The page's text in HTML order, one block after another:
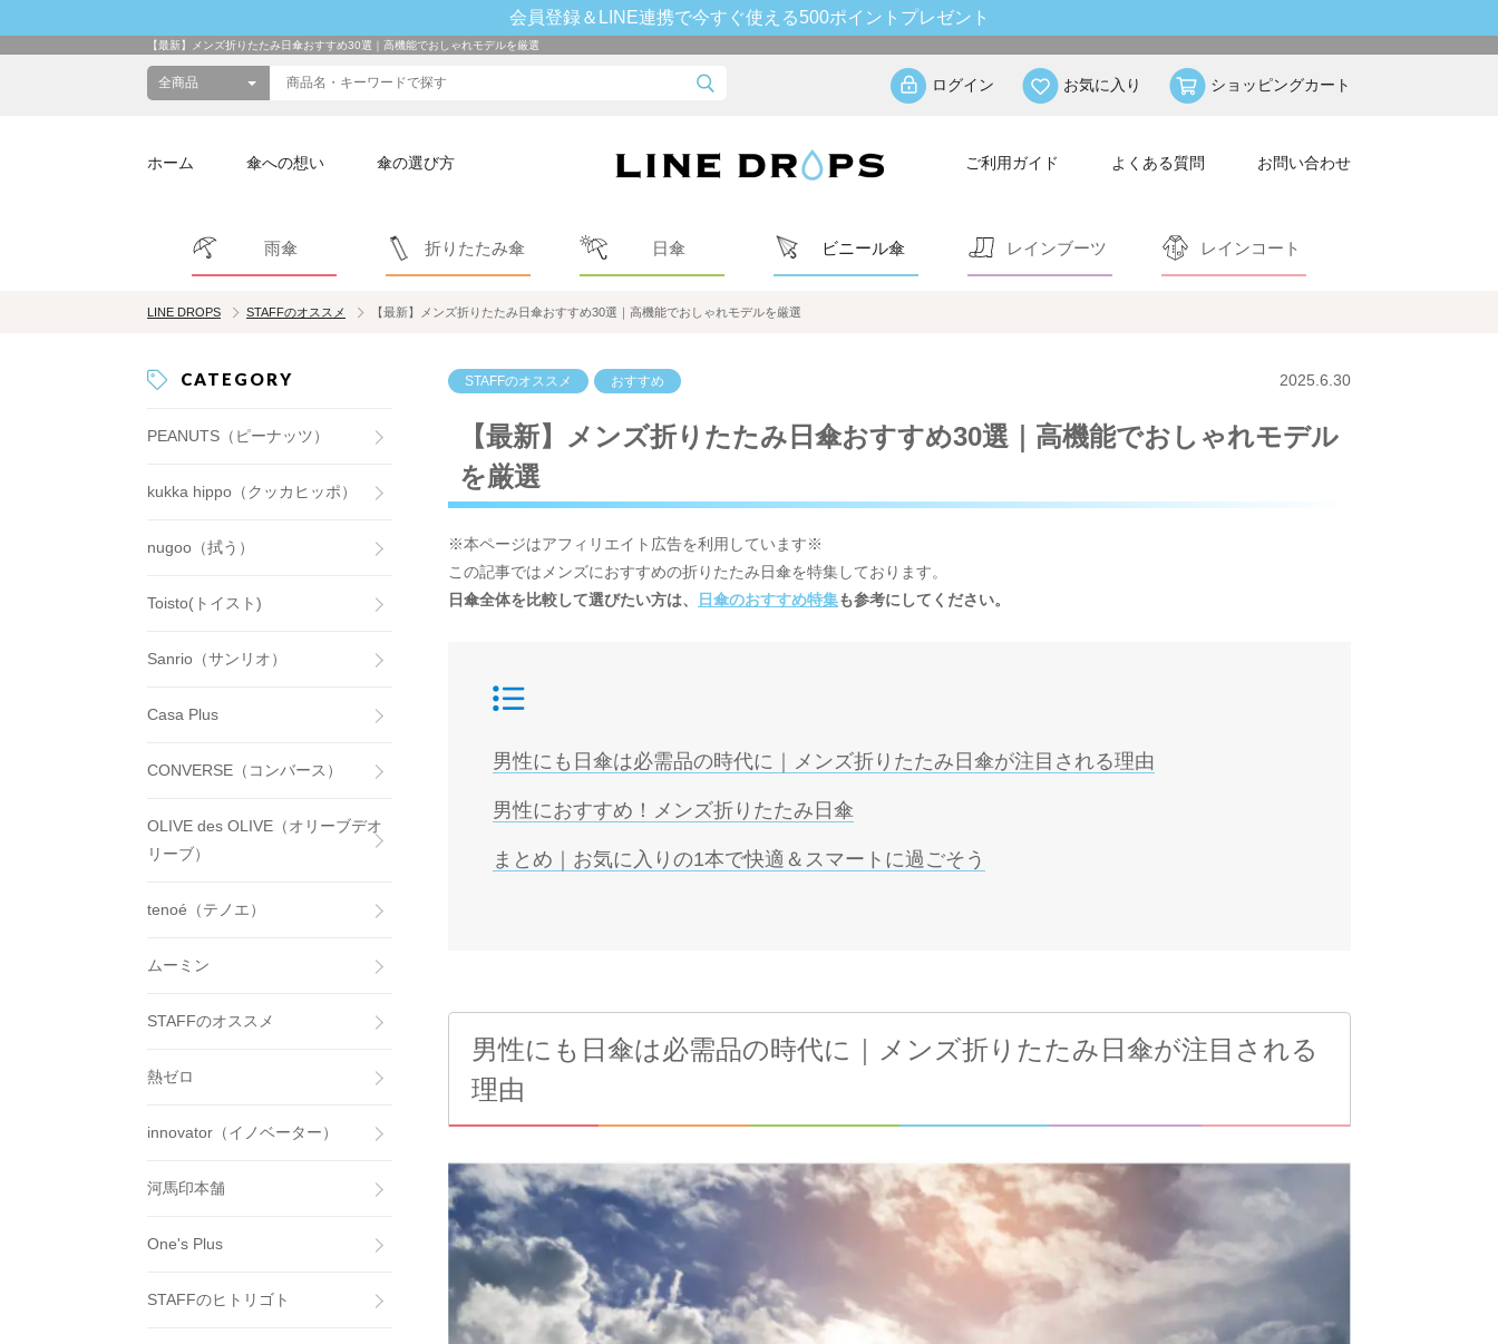
会員登録＆LINE連携で今すぐ使える500ポイントプレゼント
【最新】メンズ折りたたみ日傘おすすめ30選｜高機能でおしゃれモデルを厳選
ログイン お気に入り ショッピングカート
ホーム 傘への想い 傘の選び方 ご利用ガイド よくある質問 お問い合わせ
雨傘 折りたたみ傘 日傘 ビニール傘 レインブーツ レインコート
LINE DROPS STAFFのオススメ 【最新】メンズ折りたたみ日傘おすすめ30選｜高機能でおしゃれモデルを厳選
STAFFのオススメ おすすめ 2025.6.30
【最新】メンズ折りたたみ日傘おすすめ30選｜高機能でおしゃれモデル
を厳選
※本ページはアフィリエイト広告を利用しています※
この記事ではメンズにおすすめの折りたたみ日傘を特集しております。
日傘全体を比較して選びたい方は、
日傘のおすすめ特集も参考にしてください。
男性にも日傘は必需品の時代に｜メンズ折りたたみ日傘が注目される理由
男性におすすめ！メンズ折りたたみ日傘
まとめ｜お気に入りの1本で快適＆スマートに過ごそう
男性にも日傘は必需品の時代に｜メンズ折りたたみ日傘が注目される
理由
CATEGORY
PEANUTS（ピーナッツ）
kukka hippo（クッカヒッポ）
nugoo（拭う）
Toisto(トイスト)
Sanrio（サンリオ）
Casa Plus
CONVERSE（コンバース）
OLIVE des OLIVE（オリーブデオ
リーブ）
tenoé（テノエ）
ムーミン
STAFFのオススメ
熱ゼロ
innovator（イノベーター）
河馬印本舗
One's Plus
STAFFのヒトリゴト